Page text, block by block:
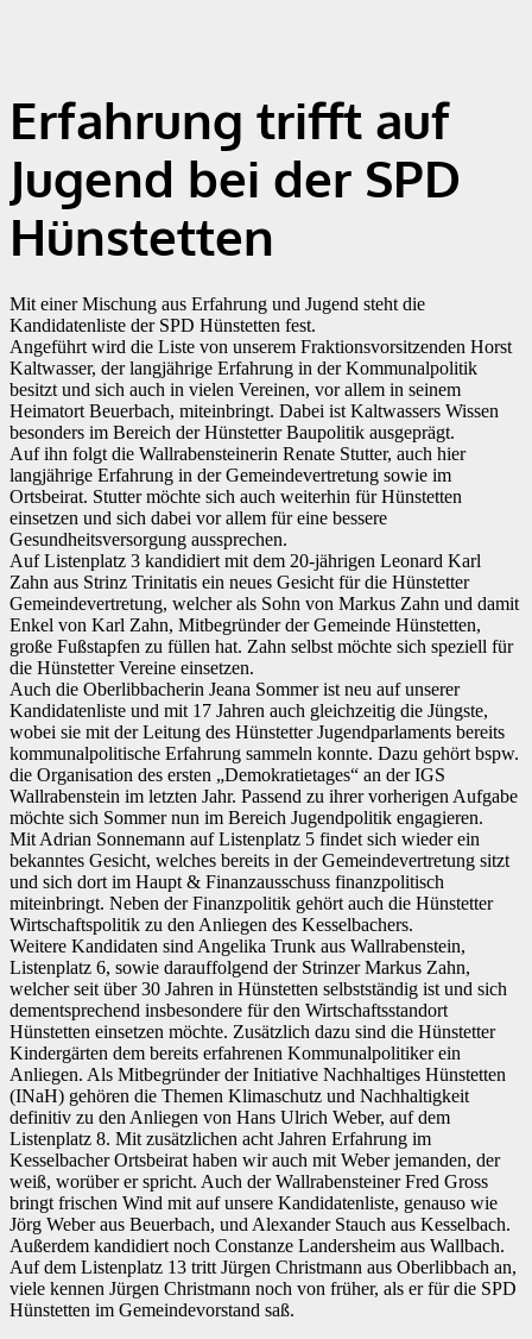
Erfahrung trifft auf
Jugend bei der SPD
Hünstetten
Mit einer Mischung aus Erfahrung und Jugend steht die
Kandidatenliste der SPD Hünstetten fest.
Angeführt wird die Liste von unserem Fraktionsvorsitzenden Horst
Kaltwasser, der langjährige Erfahrung in der Kommunalpolitik
besitzt und sich auch in vielen Vereinen, vor allem in seinem
Heimatort Beuerbach, miteinbringt. Dabei ist Kaltwassers Wissen
besonders im Bereich der Hünstetter Baupolitik ausgeprägt.
Auf ihn folgt die Wallrabensteinerin Renate Stutter, auch hier
langjährige Erfahrung in der Gemeindevertretung sowie im
Ortsbeirat. Stutter möchte sich auch weiterhin für Hünstetten
einsetzen und sich dabei vor allem für eine bessere
Gesundheitsversorgung aussprechen.
Auf Listenplatz 3 kandidiert mit dem 20-jährigen Leonard Karl
Zahn aus Strinz Trinitatis ein neues Gesicht für die Hünstetter
Gemeindevertretung, welcher als Sohn von Markus Zahn und damit
Enkel von Karl Zahn, Mitbegründer der Gemeinde Hünstetten,
große Fußstapfen zu füllen hat. Zahn selbst möchte sich speziell für
die Hünstetter Vereine einsetzen.
Auch die Oberlibbacherin Jeana Sommer ist neu auf unserer
Kandidatenliste und mit 17 Jahren auch gleichzeitig die Jüngste,
wobei sie mit der Leitung des Hünstetter Jugendparlaments bereits
kommunalpolitische Erfahrung sammeln konnte. Dazu gehört bspw.
die Organisation des ersten „Demokratietages“ an der IGS
Wallrabenstein im letzten Jahr. Passend zu ihrer vorherigen Aufgabe
möchte sich Sommer nun im Bereich Jugendpolitik engagieren.
Mit Adrian Sonnemann auf Listenplatz 5 findet sich wieder ein
bekanntes Gesicht, welches bereits in der Gemeindevertretung sitzt
und sich dort im Haupt & Finanzausschuss finanzpolitisch
miteinbringt. Neben der Finanzpolitik gehört auch die Hünstetter
Wirtschaftspolitik zu den Anliegen des Kesselbachers.
Weitere Kandidaten sind Angelika Trunk aus Wallrabenstein,
Listenplatz 6, sowie darauffolgend der Strinzer Markus Zahn,
welcher seit über 30 Jahren in Hünstetten selbstständig ist und sich
dementsprechend insbesondere für den Wirtschaftsstandort
Hünstetten einsetzen möchte. Zusätzlich dazu sind die Hünstetter
Kindergärten dem bereits erfahrenen Kommunalpolitiker ein
Anliegen. Als Mitbegründer der Initiative Nachhaltiges Hünstetten
(INaH) gehören die Themen Klimaschutz und Nachhaltigkeit
definitiv zu den Anliegen von Hans Ulrich Weber, auf dem
Listenplatz 8. Mit zusätzlichen acht Jahren Erfahrung im
Kesselbacher Ortsbeirat haben wir auch mit Weber jemanden, der
weiß, worüber er spricht. Auch der Wallrabensteiner Fred Gross
bringt frischen Wind mit auf unsere Kandidatenliste, genauso wie
Jörg Weber aus Beuerbach, und Alexander Stauch aus Kesselbach.
Außerdem kandidiert noch Constanze Landersheim aus Wallbach.
Auf dem Listenplatz 13 tritt Jürgen Christmann aus Oberlibbach an,
viele kennen Jürgen Christmann noch von früher, als er für die SPD
Hünstetten im Gemeindevorstand saß.